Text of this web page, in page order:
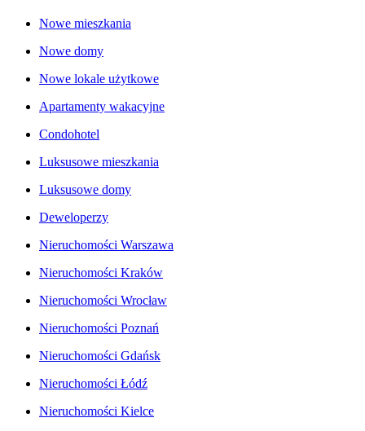
Nowe mieszkania
Nowe domy
Nowe lokale użytkowe
Apartamenty wakacyjne
Condohotel
Luksusowe mieszkania
Luksusowe domy
Deweloperzy
Nieruchomości Warszawa
Nieruchomości Kraków
Nieruchomości Wrocław
Nieruchomości Poznań
Nieruchomości Gdańsk
Nieruchomości Łódź
Nieruchomości Kielce